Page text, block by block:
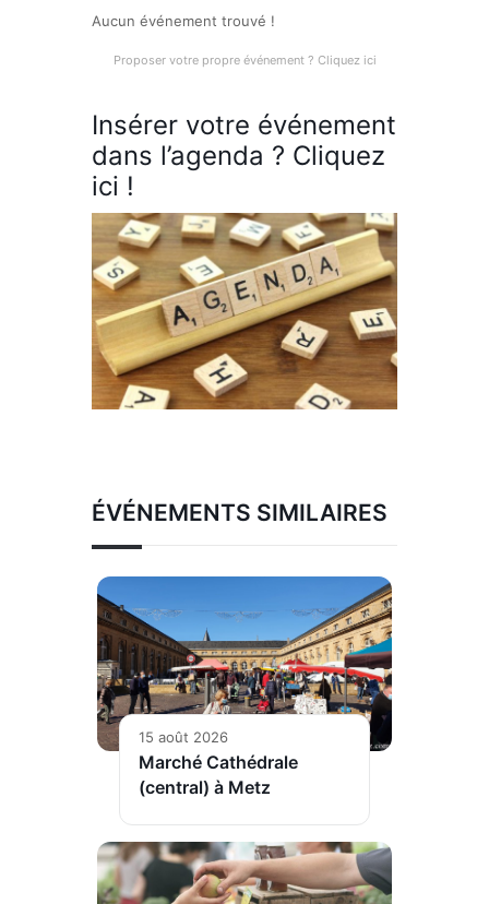
Aucun événement trouvé !
Proposer votre propre événement ? Cliquez ici
Insérer votre événement
dans l’agenda ? Cliquez
ici !
ÉVÉNEMENTS SIMILAIRES
15 août 2026
Marché Cathédrale
(central) à Metz